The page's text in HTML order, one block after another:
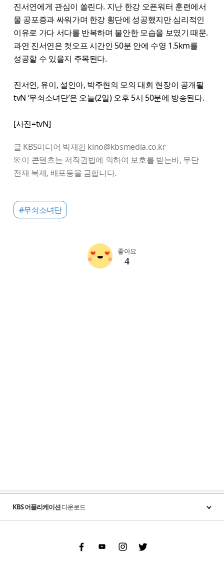
진서연에게 관심이 쏠린다. 지난 한강 오픈워터 훈련에서
물 공포증과 싸워가며 한강 횡단에 성공했지만 심리적인
이유로 가다 서다를 반복하며 불안한 모습을 보였기 때문.
과연 진서연은 컷오프 시간인 50분 안에 수영 1.5km를
성공할 수 있을지 주목된다.
진서연, 유이, 설인아, 박주현의 모의 대회 현장이 공개될
tvN ‘무쇠소녀단’은 오늘(2일) 오후 5시 50분에 방송된다.
[사진=tvN]
글 KBS미디어 박재환 kino@kbsmedia.co.kr
※ 이 콘텐츠는 저작권법에 의하여 보호를 받는바, 무단
전재 복제, 배포등을 금합니다.
#무쇠소녀단
좋아요
4
KBS 어플리케이션다운로드
FacebookYoutubeInstgram Twitter